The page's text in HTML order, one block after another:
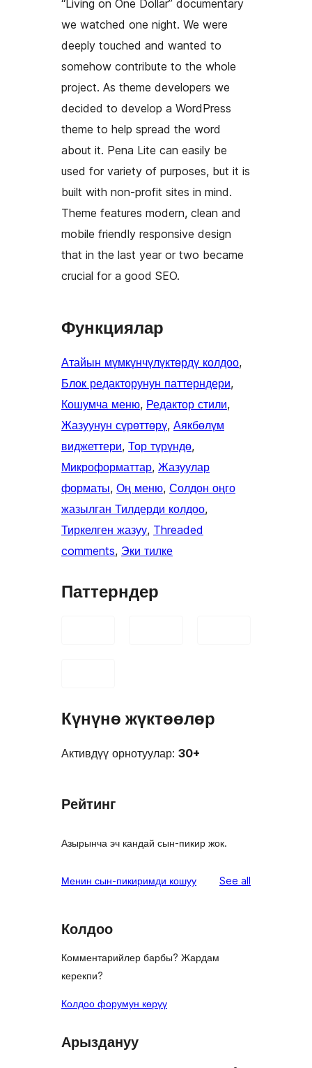
“Living on One Dollar” documentary
we watched one night. We were
deeply touched and wanted to
somehow contribute to the whole
project. As theme developers we
decided to develop a WordPress
theme to help spread the word
about it. Pena Lite can easily be
used for variety of purposes, but it is
built with non-profit sites in mind.
Theme features modern, clean and
mobile friendly responsive design
that in the last year or two became
crucial for a good SEO.
Функциялар
Атайын мүмкүнчүлүктөрдү колдоо
Блок редакторунун паттерндери
Кошумча меню, Редактор стили
Жазуунун сүрөттөрү, Аякбөлүм
виджеттери, Тор түрүндө
Микроформаттар, Жазуулар
форматы, Оң меню, Солдон оңго
жазылган Тилдерди колдоо
Тиркелген жазуу, Threaded
comments, Эки тилке
Паттерндер
Күнүнө жүктөөлөр
Активдүү орнотуулар: 30+
Рейтинг
Азырынча эч кандай сын-пикир жок.
Менин сын-пикиримди кошуу See all
Колдоо
Комментарийлер барбы? Жардам
керекпи?
Колдоо форумун көрүү
Арыздануу